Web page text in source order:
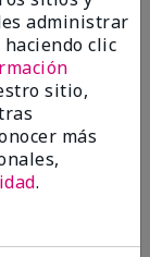
administrar
clic
sitio,
más
.